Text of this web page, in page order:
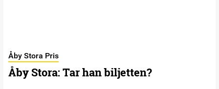
Åby Stora Pris
Åby Stora: Tar han biljetten?